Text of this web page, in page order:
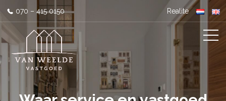
070 – 415 0150 Realite